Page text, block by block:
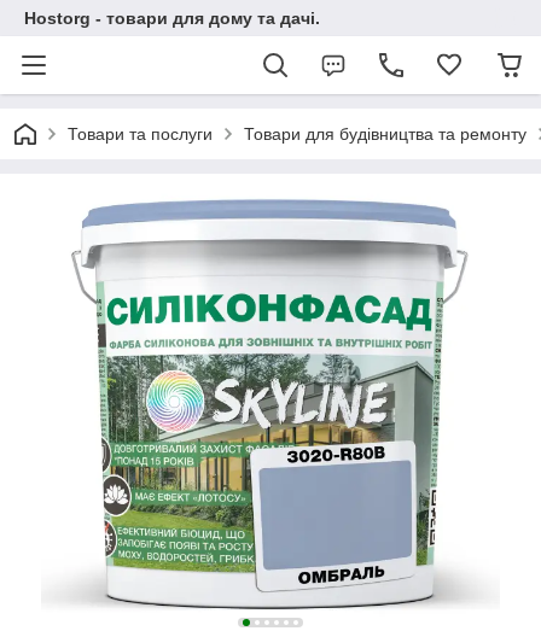
Hostorg - товари для дому та дачі.
Товари та послуги Товари для будівництва та ремонту